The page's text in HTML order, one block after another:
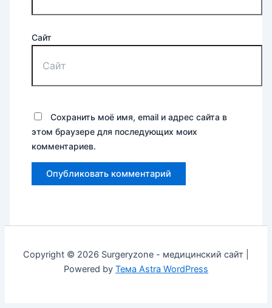
Сайт
Сохранить моё имя, email и адрес сайта в
этом браузере для последующих моих
комментариев.
Copyright © 2026 Surgeryzone - медицинский сайт |
Powered by Тема Astra WordPress